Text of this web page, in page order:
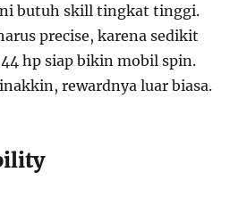
butuh skill tingkat tinggi.
precise, karena sedikit
hp siap bikin mobil spin.
rewardnya luar biasa.